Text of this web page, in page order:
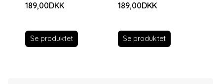
189,00DKK
Se produktet
189,00DKK
Se produktet